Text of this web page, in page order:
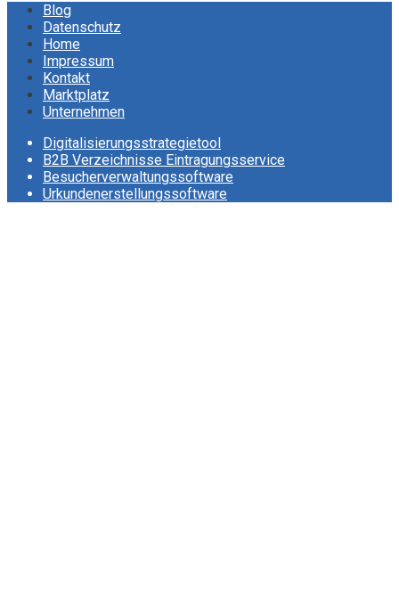
Blog
Datenschutz
Home
Impressum
Kontakt
Marktplatz
Unternehmen
Digitalisierungsstrategietool
B2B Verzeichnisse Eintragungsservice
Besucherverwaltungssoftware
Urkundenerstellungssoftware